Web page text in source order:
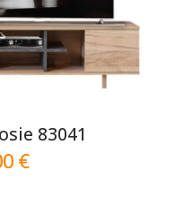
83041
€